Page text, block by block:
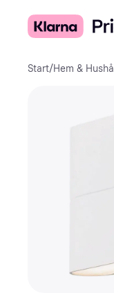
Start/Hem & Hushåll